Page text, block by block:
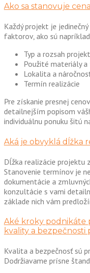
Ako sa stanovuje
Každý projekt je
faktorov, ako sú
Typ a rozsah
Použité materiály
Lokalita a
Termín realizácie
Pre získanie presnej
detailnejším popisom
individuálnu ponuku šitú
Aká je obvyklá dĺžka
Dĺžka realizácie projektu
Stanovenie termínov je
dokumentácie a
konzultácie s vami
základe nich vám
Aké kroky podnikáte
kvality a bezpečnosti
Kvalita a bezpečnosť sú
Dodržiavame prísne